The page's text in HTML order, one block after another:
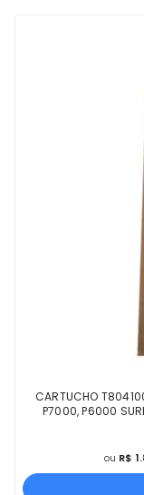
CARTUCHO
P7000, P6000
ou R$